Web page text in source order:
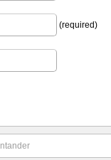
(required)